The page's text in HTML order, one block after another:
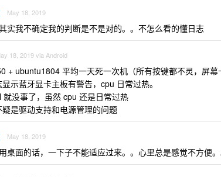
May 18, 2019
实我不确定我的判断是不是对的。。不怎么看的懂日志
18, 2019 via Android
+ ubuntu1804 平均一天死一次机（所有按键都不灵，屏
示蓝牙显卡主板有警告，cpu 日常过热。
就没事了，虽然 cpu 还是日常过热
是驱动支持和电源管理的问题
May 18, 2019
桌面的话，一下子不能适应过来。。心里总是感觉不方便。